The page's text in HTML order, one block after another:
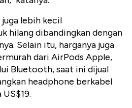
lebih kecil
hilang dibandingkan dengan
Selain itu, harganya juga
dari AirPods Apple,
Bluetooth, saat ini dijual
headphone berkabel